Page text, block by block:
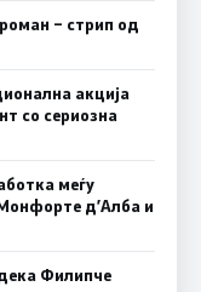
– стрип од
акција
со сериозна
меѓу
д’Алба и
Филипче